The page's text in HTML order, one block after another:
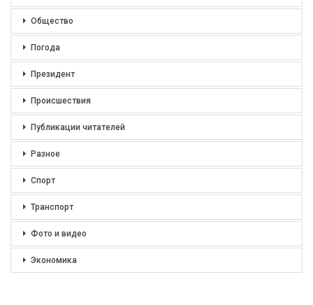
Общество
Погода
Президент
Происшествия
Публикации читателей
Разное
Спорт
Транспорт
Фото и видео
Экономика